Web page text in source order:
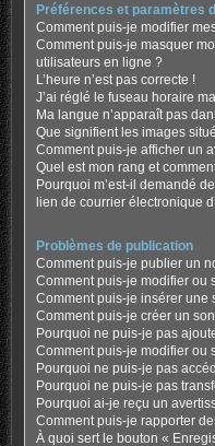
Préférences et paramètres
Comment puis-je modifier
Comment puis-je masquer
utilisateurs en ligne ?
L’heure n’est pas correcte !
J’ai réglé le fuseau horaire
Ma langue n’apparaît pas
Que signifient les images
Comment puis-je afficher un
Quel est mon rang et
Pourquoi m’est-il demandé
lien de courrier électronique
Problèmes de publication
Comment puis-je publier un
Comment puis-je modifier ou
Comment puis-je insérer une
Comment puis-je créer un
Pourquoi ne puis-je pas
Comment puis-je modifier ou
Pourquoi ne puis-je pas
Pourquoi ne puis-je pas
Pourquoi ai-je reçu un
Comment puis-je rapporter
À quoi sert le bouton «